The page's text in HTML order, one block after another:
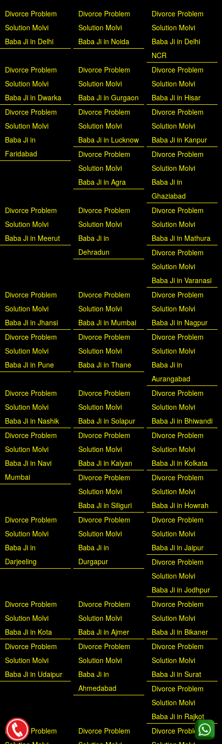
Divorce Problem
Solution Molvi
Baba Ji in Delhi
Divorce Problem
Solution Molvi
Baba Ji in Noida
Divorce Problem
Solution Molvi
Baba Ji in Delhi
NCR
Divorce Problem
Solution Molvi
Baba Ji in Dwarka
Divorce Problem
Solution Molvi
Baba Ji in Gurgaon
Divorce Problem
Solution Molvi
Baba Ji in Hisar
Divorce Problem
Solution Molvi
Baba Ji in
Faridabad
Divorce Problem
Solution Molvi
Baba Ji in Lucknow
Divorce Problem
Solution Molvi
Baba Ji in Kanpur
Divorce Problem
Solution Molvi
Baba Ji in Agra
Divorce Problem
Solution Molvi
Baba Ji in
Ghaziabad
Divorce Problem
Solution Molvi
Baba Ji in Meerut
Divorce Problem
Solution Molvi
Baba Ji in
Dehradun
Divorce Problem
Solution Molvi
Baba Ji in Mathura
Divorce Problem
Solution Molvi
Baba Ji in Varanasi
Divorce Problem
Solution Molvi
Baba Ji in Jhansi
Divorce Problem
Solution Molvi
Baba Ji in Mumbai
Divorce Problem
Solution Molvi
Baba Ji in Nagpur
Divorce Problem
Solution Molvi
Baba Ji in Pune
Divorce Problem
Solution Molvi
Baba Ji in Thane
Divorce Problem
Solution Molvi
Baba Ji in
Aurangabad
Divorce Problem
Solution Molvi
Baba Ji in Nashik
Divorce Problem
Solution Molvi
Baba Ji in Solapur
Divorce Problem
Solution Molvi
Baba Ji in Bhiwandi
Divorce Problem
Solution Molvi
Baba Ji in Navi
Mumbai
Divorce Problem
Solution Molvi
Baba Ji in Kalyan
Divorce Problem
Solution Molvi
Baba Ji in Kolkata
Divorce Problem
Solution Molvi
Baba Ji in Siliguri
Divorce Problem
Solution Molvi
Baba Ji in Howrah
Divorce Problem
Solution Molvi
Baba Ji in
Darjeeling
Divorce Problem
Solution Molvi
Baba Ji in
Durgapur
Divorce Problem
Solution Molvi
Baba Ji in Jaipur
Divorce Problem
Solution Molvi
Baba Ji in Jodhpur
Divorce Problem
Solution Molvi
Baba Ji in Kota
Divorce Problem
Solution Molvi
Baba Ji in Ajmer
Divorce Problem
Solution Molvi
Baba Ji in Bikaner
Divorce Problem
Solution Molvi
Baba Ji in Udaipur
Divorce Problem
Solution Molvi
Baba Ji in
Ahmedabad
Divorce Problem
Solution Molvi
Baba Ji in Surat
Divorce Problem
Solution Molvi
Baba Ji in Rajkot
Divorce Problem
Divorce Problem
Divorce Problem